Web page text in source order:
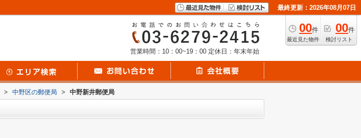
最終更新：2026年08月07日
00件
最近見た物件
00件
検討リスト
営業時間：10：00~19：00 定休日：年末年始
> 中野区の郵便局 > 中野新井郵便局